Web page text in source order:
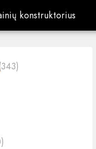
konstruktorius
konstruktorius